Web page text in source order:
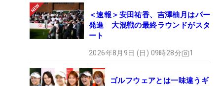
＜速報＞安田祐香、吉澤柚月はパー
発進 大混戦の最終ラウンドがスタ
ート
2026年8月9日 (日) 09時28分 1
ゴルフウェアとは一味違うギ